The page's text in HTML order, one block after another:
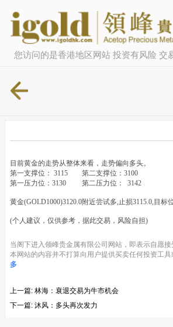
您访问的是香港地区网站 投资有风险 交
目前黄金的走势从整体来看，走势偏向多头。
第一支撑位： 3115 第二支撑位：3100
第一压力位：3130 第二压力位： 3142
黄金(GOLD1000)3120.0附近尝试多,止损3115.0,目标
(个人建议，仅供参考，据此交易，风险自担)
当阁下进入领峰贵金属有限公司网站，即表示自愿接
本网站的内容并不打算向用户提供买卖任何投资工
多
上一篇: 林海：衰退交易为牛市机会
下一篇: 沐风：多头再次发力